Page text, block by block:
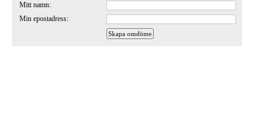
Mitt namn:
Min epostadress: